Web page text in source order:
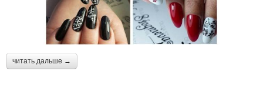
читать дальше →